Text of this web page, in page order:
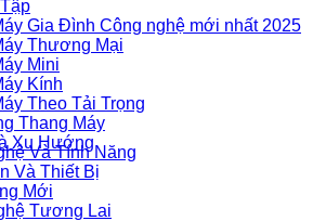
Gia Đình Công nghệ mới nhất 2025
Thương Mại
Mini
Kính
Theo Tải Trọng
Thang Máy
Xu Hướng
Và Tính Năng
Và Thiết Bị
Mới
Tương Lai